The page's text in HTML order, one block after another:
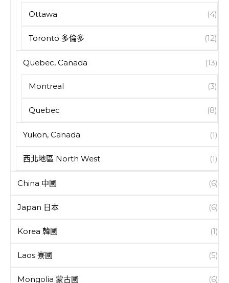
Ottawa (4)
Toronto 多倫多 (12)
Quebec, Canada (13)
Montreal (3)
Quebec (8)
Yukon, Canada (1)
西北地區 North West (1)
China 中國 (6)
Japan 日本 (6)
Korea 韓國 (1)
Laos 寮國 (5)
Mongolia 蒙古國 (6)